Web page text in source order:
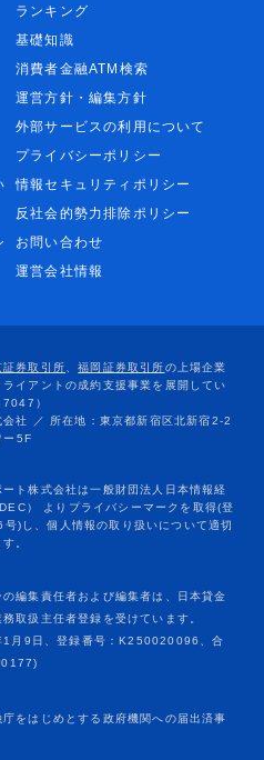
ランキング
基礎知識
消費者金融ATM検索
運営方針・編集方針
外部サービスの利用について
プライバシーポリシー
情報セキュリティポリシー
反社会的勢力排除ポリシー
お問い合わせ
運営会社情報
編集責任者および編集者は、日本貸金
取扱主任者登録を受けています。
1月9日、登録番号：K250020096、合
をはじめとする政府機関への届出済事